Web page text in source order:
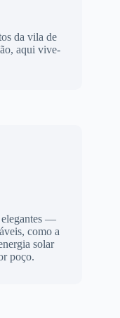
da vila de
aqui vive-
elegantes —
como a
solar
poço.